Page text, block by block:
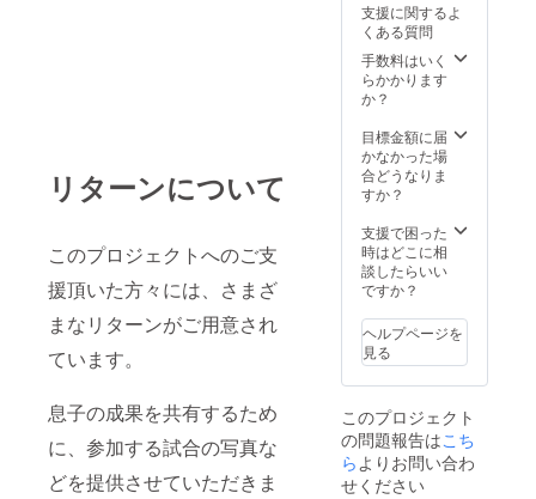
リターンについて
このプロジェクトへのご支
援頂いた方々には、さまざ
まなリターンがご用意され
ています。
息子の成果を共有するため
に、参加する試合の写真な
どを提供させていただきま
支援に関するよ
くある質問
手数料はいく
らかかります
か？
目標金額に届
かなかった場
合どうなりま
すか？
支援で困った
時はどこに相
談したらいい
ですか？
ヘルプページを
見る
このプロジェクト
の問題報告はこち
らよりお問い合わ
せください